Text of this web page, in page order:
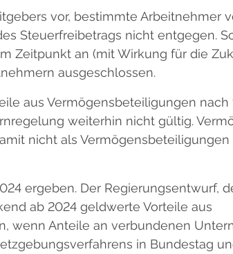
vor, bestimmte Arbeitnehmer
Steuerfreibetrags nicht entgegen.
Zeitpunkt an (mit Wirkung für die
ausgeschlossen.
aus Vermögensbeteiligungen nach
weiterhin nicht gültig.
nicht als
ergeben. Der Regierungsentwurf,
ab 2024 geldwerte Vorteile aus
wenn Anteile an verbundenen
in Bundestag